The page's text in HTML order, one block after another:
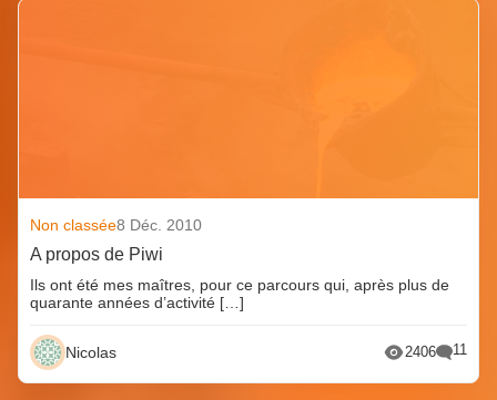
Non classée8 Déc. 2010
A propos de Piwi
Ils ont été mes maîtres, pour ce parcours qui, après plus de
quarante années d’activité […]
Nicolas 2406 11